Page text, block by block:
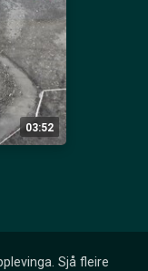
03:52
Sjå fleire